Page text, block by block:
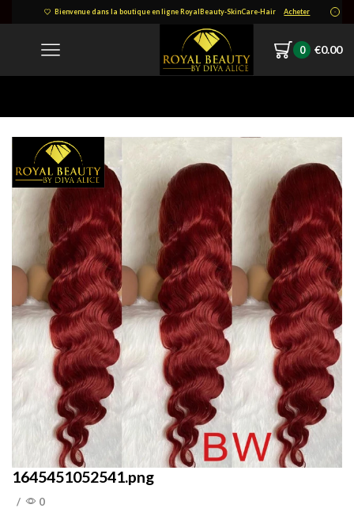
Bienvenue dans la boutique en ligne RoyalBeauty-SkinCare-Hair Acheter
0 €0.00
1645451052541.png
/ 0